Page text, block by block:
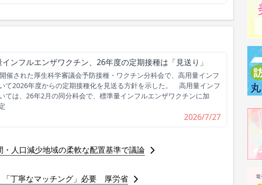
インフルエンザワクチン、26年度の定期接種は「見送り」
催された厚生科学審議会予防接種・ワクチン分科会で、高用量インフ
て2026年度からの定期接種化を見送る方針を示した。 高用量インフ
ては、26年2月の同分科会で、標準量インフルエンザワクチンに加
2026/7/27
・人口減少地域の柔軟な配置基準で議論
「丁寧なマッチング」必要 厚労省